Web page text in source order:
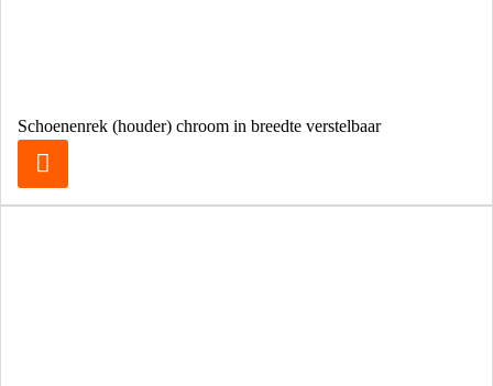
Schoenenrek (houder) chroom in breedte verstelbaar